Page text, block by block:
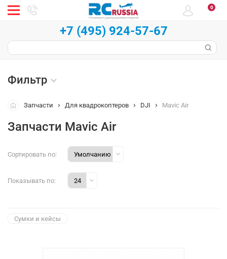
0
+7 (495) 924-57-67
Фильтр
Запчасти Для квадрокоптеров DJI Mavic Air
Запчасти Mavic Air
Сортировать по:
Показывать по:
Сумки и кейсы